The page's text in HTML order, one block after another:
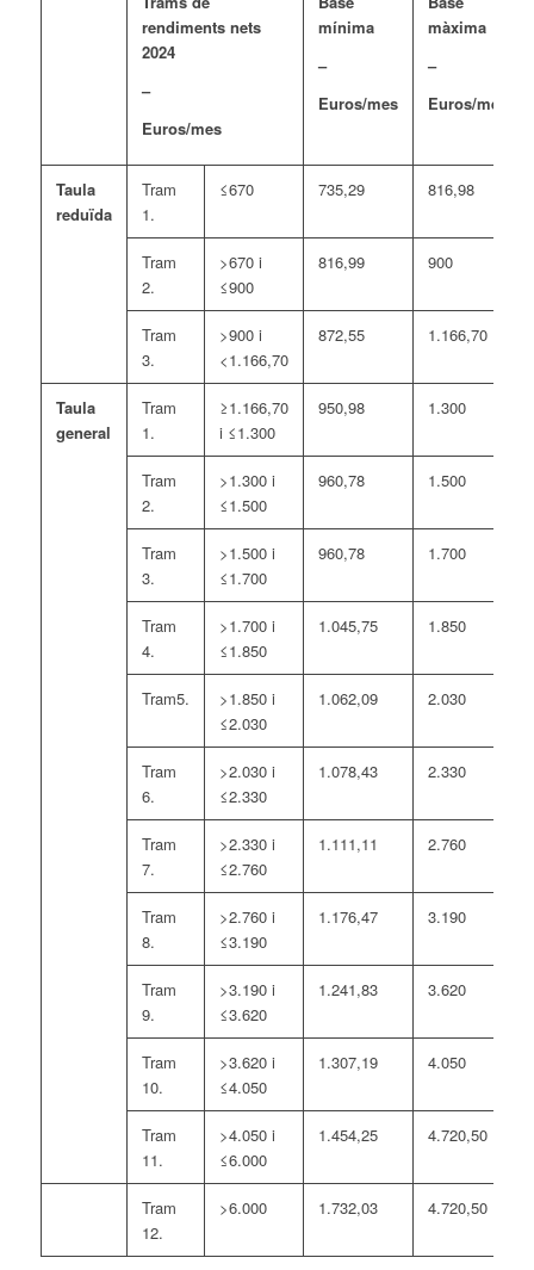
rendiments nets
2024
–
Euros/mes
mínima
–
Euros/mes
màxima
–
Euros/mes
Taula
reduïda
Tram
1.
≤670 735,29 816,98
Tram
2.
>670 i
≤900
816,99 900
Tram
3.
>900 i
<1.166,70
872,55 1.166,70
Taula
general
Tram
1.
≥1.166,70
i ≤1.300
950,98 1.300
Tram
2.
>1.300 i
≤1.500
960,78 1.500
Tram
3.
>1.500 i
≤1.700
960,78 1.700
Tram
4.
>1.700 i
≤1.850
1.045,75 1.850
Tram5.
>1.850 i
≤2.030
1.062,09 2.030
Tram
6.
>2.030 i
≤2.330
1.078,43 2.330
Tram
7.
>2.330 i
≤2.760
1.111,11 2.760
Tram
8.
>2.760 i
≤3.190
1.176,47 3.190
Tram
9.
>3.190 i
≤3.620
1.241,83 3.620
Tram
10.
>3.620 i
≤4.050
1.307,19 4.050
Tram
11.
>4.050 i
≤6.000
1.454,25 4.720,50
Tram
12.
>6.000 1.732,03 4.720,50